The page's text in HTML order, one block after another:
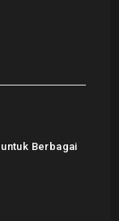
Berbagai